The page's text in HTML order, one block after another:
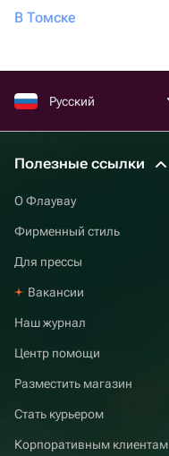
В Томске
Русский
Полезные ссылки
О Флаувау
Фирменный стиль
Для прессы
Вакансии
Наш журнал
Центр помощи
Разместить магазин
Стать курьером
Корпоративным клиентам